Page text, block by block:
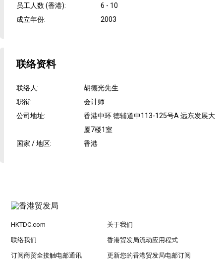
员工人数 (香港):
6 - 10
成立年份: 2003
联络资料
联络人:
胡德光先生
职衔:
会计师
公司地址:
香港中环 徳辅道中113-125号A 远东发展大
厦7楼1室
国家 / 地区: 香港
HKTDC.com 关于我们
联络我们 香港贸发局流动应用程式
订阅商贸全接触电邮通讯 更新您的香港贸发局电邮订阅